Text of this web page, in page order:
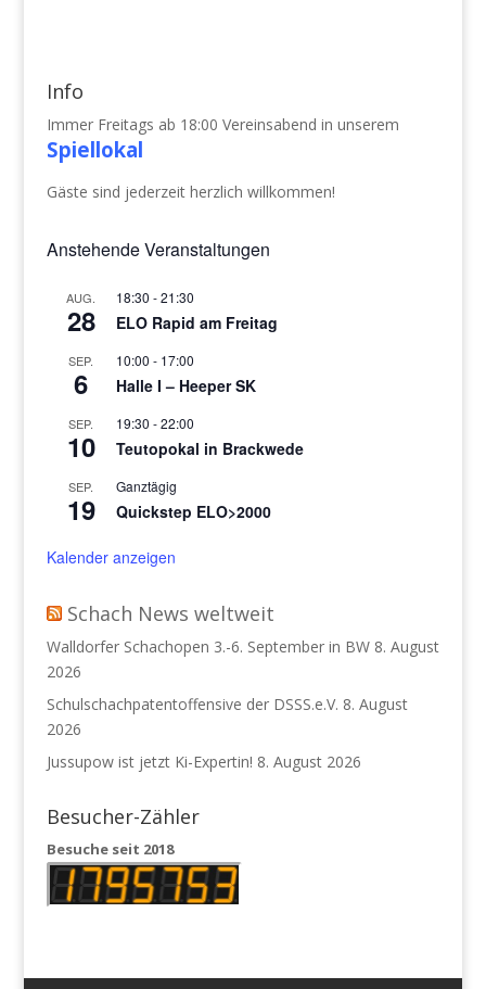
Info
Immer Freitags ab 18:00 Vereinsabend in unserem
Spiellokal
Gäste sind jederzeit herzlich willkommen!
Anstehende Veranstaltungen
AUG.
28
18:30 -21:30
ELO Rapid am Freitag
SEP.
6
10:00 - 17:00
Halle I – Heeper SK
SEP.
10
19:30 -22:00
Teutopokal in Brackwede
SEP.
19
Ganztägig
Quickstep ELO>2000
Kalender anzeigen
Schach News weltweit
Walldorfer Schachopen 3.-6. September in BW 8. August
2026
Schulschachpatentoffensive der DSSS.e.V. 8. August
2026
Jussupow ist jetzt Ki-Expertin! 8. August 2026
Besucher-Zähler
Besuche seit 2018